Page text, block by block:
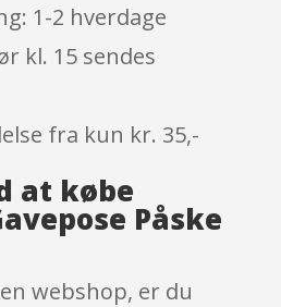
1-2 hverdage
kl. 15 sendes
fra kun kr. 35,-
at købe
Påske
webshop, er du